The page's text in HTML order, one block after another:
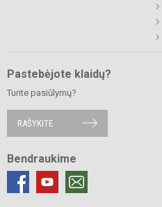
Pastebėjote klaidų?
Turite pasiūlymų?
RAŠYKITE
Bendraukime